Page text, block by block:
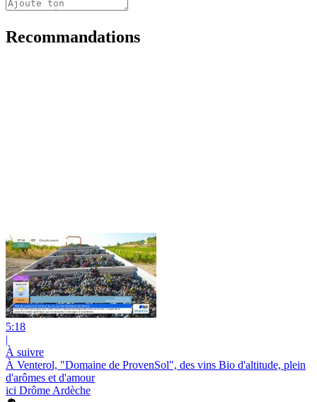
Recommandations
5:18
|
À suivre
À Venterol, "Domaine de ProvenSol", des vins Bio d'altitude, plein
d'arômes et d'amour
ici Drôme Ardèche